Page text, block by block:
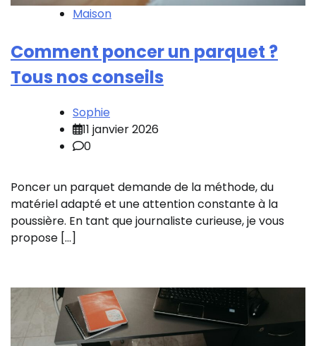
Maison
Comment poncer un parquet ?
Tous nos conseils
Sophie
11 janvier 2026
0
Poncer un parquet demande de la méthode, du
matériel adapté et une attention constante à la
poussière. En tant que journaliste curieuse, je vous
propose […]